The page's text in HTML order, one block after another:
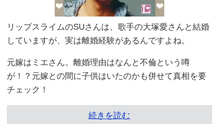
リップスライムのSUさんは、歌手の大塚愛さんと結婚
していますが、実は離婚経験があるんですよね。
元嫁はミエさん。離婚理由はなんと不倫という噂
が！？元嫁との間に子供はいたのかも併せて真相を要
チェック！
続きを読む